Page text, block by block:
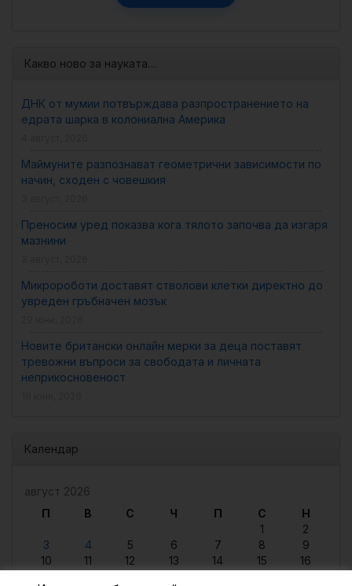
Какво ново за науката…
ДНК от мумии потвърждава разпространението на
едрата шарка в колониална Америка
Маймуните разпознават геометрични зависимости по
начин, сходен с човешкия
Преносим уред показва кога тялото започва да изгаря
мазнини
Микророботи доставят стволови клетки директно до
увреден гръбначен мозък
Новите британски онлайн мерки за деца поставят
тревожни въпроси за свободата и личната
неприкосновеност
Календар
август 2026
П
В С Ч П С
Н
1
2
3
4 5 6 7 8
9
10
11 12 13 14 15
16